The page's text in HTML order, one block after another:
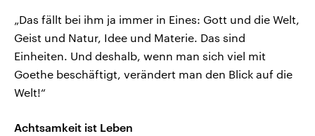
„Das fällt bei ihm ja immer in Eines: Gott und die Welt,
Geist und Natur, Idee und Materie. Das sind
Einheiten. Und deshalb, wenn man sich viel mit
Goethe beschäftigt, verändert man den Blick auf die
Welt!“
Achtsamkeit ist Leben